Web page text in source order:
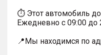
⏱ Этот автомобиль
Ежедневно с 09:00 до
📍Мы находимся по